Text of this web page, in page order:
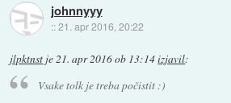
johnnyyy
::21. apr 2016, 20:22
jlpktnst je21. apr 2016 ob 13:14izjavil:
Vsake tolk je treba počistit :)